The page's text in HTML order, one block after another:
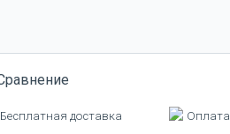
Бесплатная доставка